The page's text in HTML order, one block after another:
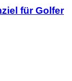
für Golfer